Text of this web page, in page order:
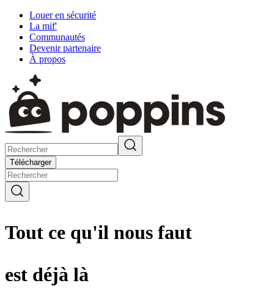
Louer en sécurité
La mif'
Communautés
Devenir partenaire
À propos
Télécharger
Tout ce qu'il nous faut
est déjà là